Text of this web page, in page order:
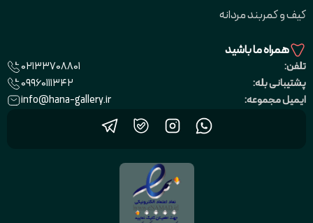
کیف و کمربند مردانه
همراه ما باشید
تلفن:
02133708801
پشتیبانی بله:
09960111342
ایمیل مجموعه:
info@hana-gallery.ir